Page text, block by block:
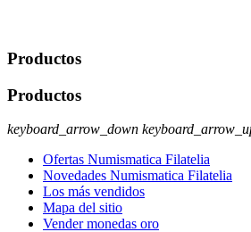
Productos
Productos
keyboard_arrow_down
Ofertas Numismatica Filatelia
Novedades Numismatica Filatelia
Los más vendidos
Mapa del sitio
Vender monedas oro